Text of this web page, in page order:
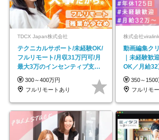
TDCX Japan株式会社
テクニカルサポート/未経験OK/
フルリモート/月収31万円可/月
最大3万のインセンティブ支給/
平均年齢33歳
300～400万円
フルリモートあり
株式会社
動画編集ク
｜未経験歓
OK／月給
350～1500
フルリモ